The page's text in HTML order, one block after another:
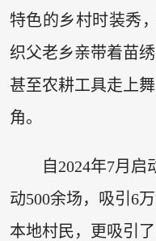
特色的乡村时装秀
织父老乡亲带着苗
甚至农耕工具走上
角。
自2024年7月
动500余场，吸引6
本地村民，更吸引